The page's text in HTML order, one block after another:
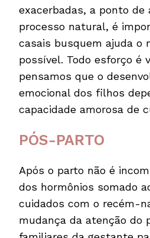
exacerbadas, a ponto
processo natural, é
casais busquem ajuda o
possível. Todo esforço é
pensamos que o
emocional dos filhos
capacidade amorosa de
PÓS-PARTO
Após o parto não é
dos hormônios somado
cuidados com o recém-
mudança da atenção do